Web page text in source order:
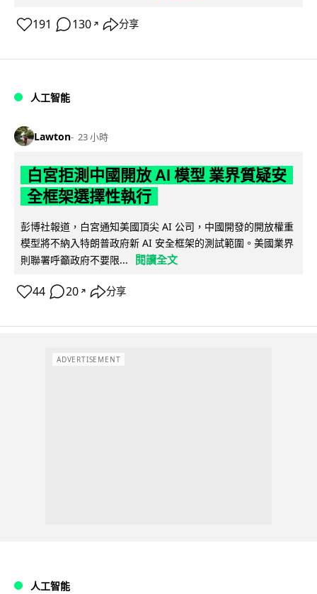
191 130 ↗ 分享
人工智能
Lawton 23 小時
白宮拒測中國開放 AI 模型 業界質疑安
全框架選擇性執行
彭博社報道，白宮通知美國頂尖 AI 公司，中國開發的開放權重
模型將不納入特朗普政府新 AI 安全框架的測試範圍。美國業界
則聯署呼籲政府不要限...
閱讀全文
44 20 ↗ 分享
ADVERTISEMENT
人工智能